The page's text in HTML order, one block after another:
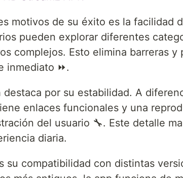
motivos de su éxito es la facilidad
pueden explorar diferentes
complejos. Esto elimina barreras y
inmediato ⏩.
destaca por su estabilidad. A
enlaces funcionales y una
del usuario 🔧. Este detalle
diaria.
su compatibilidad con distintas